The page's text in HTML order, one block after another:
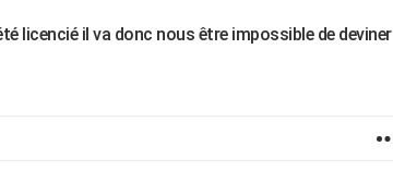
licencié il va donc nous être impossible de deviner